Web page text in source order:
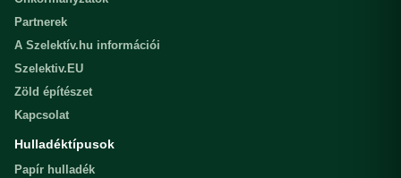
Partnerek
A Szelektív.hu információi
Szelektiv.EU
Zöld építészet
Kapcsolat
Hulladéktípusok
Papír hulladék